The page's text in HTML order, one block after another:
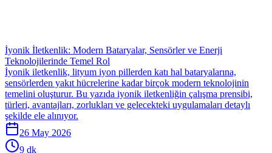
İyonik İletkenlik: Modern Bataryalar, Sensörler ve Enerji
Teknolojilerinde Temel Rol
İyonik iletkenlik, lityum iyon pillerden katı hal bataryalarına,
sensörlerden yakıt hücrelerine kadar birçok modern teknolojinin
temelini oluşturur. Bu yazıda iyonik iletkenliğin çalışma prensibi,
türleri, avantajları, zorlukları ve gelecekteki uygulamaları detaylı
şekilde ele alınıyor.
26 May 2026
9 dk